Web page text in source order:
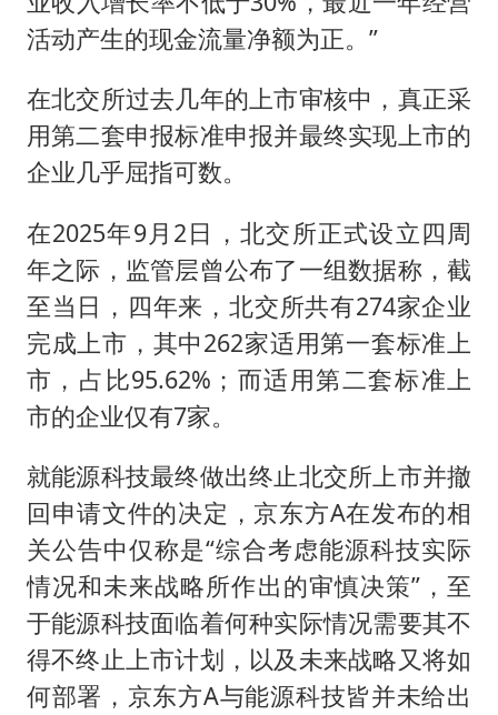
活动产生的现金流量净额为正。”
在北交所过去几年的上市审核中，真正采
用第二套申报标准申报并最终实现上市的
企业几乎屈指可数。
在2025年9月2日，北交所正式设立四周
年之际，监管层曾公布了一组数据称，截
至当日，四年来，北交所共有274家企业
完成上市，其中262家适用第一套标准上
市，占比95.62%；而适用第二套标准上
市的企业仅有7家。
就能源科技最终做出终止北交所上市并撤
回申请文件的决定，京东方A在发布的相
关公告中仅称是“综合考虑能源科技实际
情况和未来战略所作出的审慎决策”，至
于能源科技面临着何种实际情况需要其不
得不终止上市计划，以及未来战略又将如
何部署，京东方A与能源科技皆并未给出